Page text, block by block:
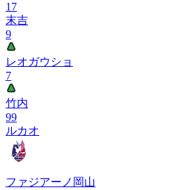
17
末吉
9
レオガウショ
7
竹内
99
ルカオ
ファジアーノ岡山